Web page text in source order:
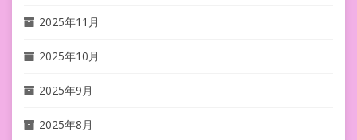
2025年11月
2025年10月
2025年9月
2025年8月